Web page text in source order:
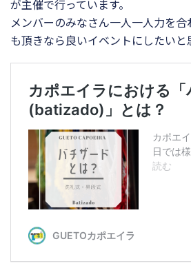
が主催で行っています。
メンバーのみなさん一人一人力を
も頂きなら良いイベントにしたいと